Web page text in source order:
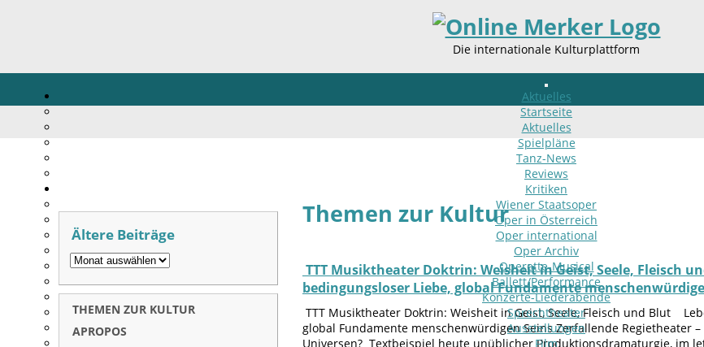
Die internationale Kulturplattform
Aktuelles
Startseite
Aktuelles
Spielpläne
Tanz-News
Reviews
Kritiken
Wiener Staatsoper
Oper in Österreich
Oper international
Oper Archiv
Operette-Musical
Ballett/Performance
Konzerte-Liederabende
Sprechtheater
Ausstellungen
Film
Themen zur Kultur
TTT Musiktheater Doktrin: Weisheit in Geist, Seele, Fleisch
bedingungsloser Liebe, global Fundamente
TTT Musiktheater Doktrin: Weisheit in Geist, Seele, Fleisch und Blut
global Fundamente menschenwürdigen Seins Zerfallende Regietheater
Universen? Textbeispiel heute unüblicher Produktionsdramaturgie, im
Ältere Beiträge
THEMEN ZUR KULTUR
APROPOS